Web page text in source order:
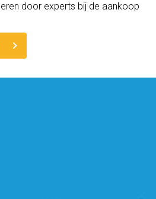
door experts bij de aankoop